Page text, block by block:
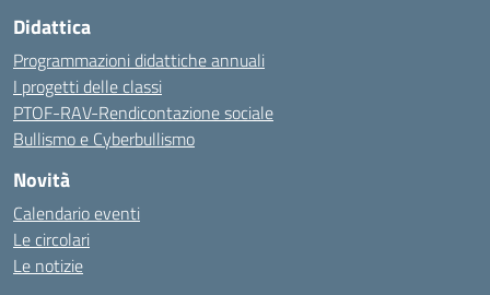
Didattica
Programmazioni didattiche annuali
I progetti delle classi
PTOF-RAV-Rendicontazione sociale
Bullismo e Cyberbullismo
Novità
Calendario eventi
Le circolari
Le notizie